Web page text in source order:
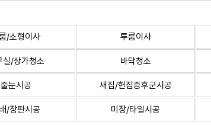
/소형이사 투룸이사
실/상가청소 바닥청소
줄눈시공 새집/헌집증후군시공
/장판시공 미장/타일시공